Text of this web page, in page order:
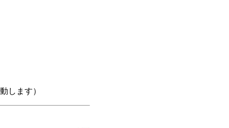
します）